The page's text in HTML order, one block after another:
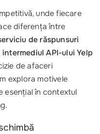
unde fiecare
diferența între
de răspunsuri
API-ului Yelp
de afaceri
explora motivele
esențial în contextul